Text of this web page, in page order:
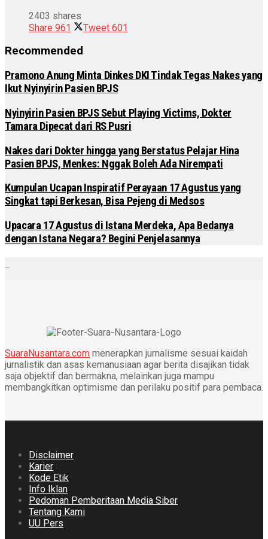
2403 shares
Share 961 Tweet 601
Recommended
Pramono Anung Minta Dinkes DKI Tindak Tegas Nakes yang
Ikut Nyinyirin Pasien BPJS
Nyinyirin Pasien BPJS Sebut Playing Victims, Dokter
Tamara Dipecat dari RS Pusri
Nakes dari Dokter hingga yang Berstatus Pelajar Hina
Pasien BPJS, Menkes: Nggak Boleh Ada Nirempati
Kumpulan Ucapan Inspiratif Perayaan 17 Agustus yang
Singkat tapi Berkesan, Bisa Pejeng di Medsos
Upacara 17 Agustus di Istana Merdeka, Apa Bedanya
dengan Istana Negara? Begini Penjelasannya
SuaraNusantara.com menerapkan jurnalisme sesuai kaidah
jurnalistik dan asas kemanusiaan agar berita disajikan tidak
saja objektif dan bermakna, melainkan juga mampu
membangkitkan optimisme dan perilaku positif para pembaca.
Disclaimer
Karier
Kode Etik
Info Iklan
Pedoman Pemberitaan Media Siber
Tentang Kami
UU Pers